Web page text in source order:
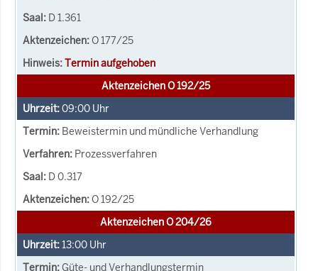
D 1.361
O 177/25
Termin aufgehoben
Aktenzeichen O 192/25
09:00 Uhr
Beweistermin und mündliche Verhandlung
Prozessverfahren
D 0.317
O 192/25
Aktenzeichen O 204/26
13:00 Uhr
Güte- und Verhandlungstermin